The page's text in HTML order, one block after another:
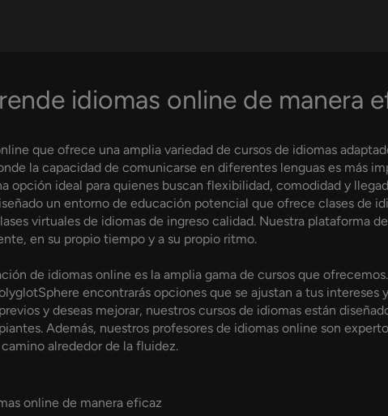
idiomas online de manera
que ofrece una amplia variedad de cursos de idiomas
la capacidad de comunicarse en diferentes lenguas es más
opción ideal para quienes buscan flexibilidad, comodidad y
un entorno de educación potencial que ofrece clases de
virtuales de idiomas de ingreso calidad. Nuestra plataforma
en su propio tiempo y a su propio ritmo.
de idiomas online es la amplia gama de cursos que
encontrarás opciones que se ajustan a tus intereses
y deseas mejorar, nuestros cursos de idiomas están
Además, nuestros profesores de idiomas online son
alrededor de la fluidez.
online de manera eficaz